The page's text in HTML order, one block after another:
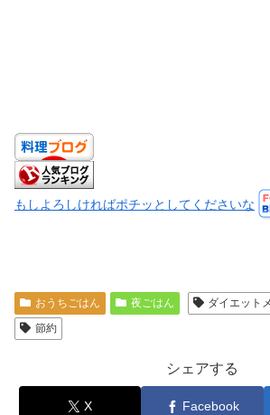
もしよろしければポチッとしてくださいな
おうちごはん 夜ごはん ダイエット
節約
シェアする
X Facebook